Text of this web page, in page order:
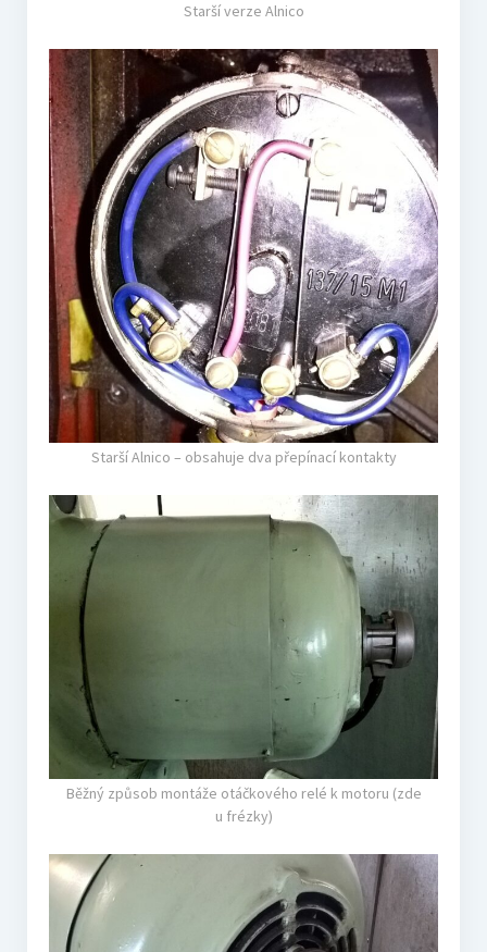
Starší verze Alnico
Starší Alnico – obsahuje dva přepínací kontakty
Běžný způsob montáže otáčkového relé k motoru (zde
u frézky)